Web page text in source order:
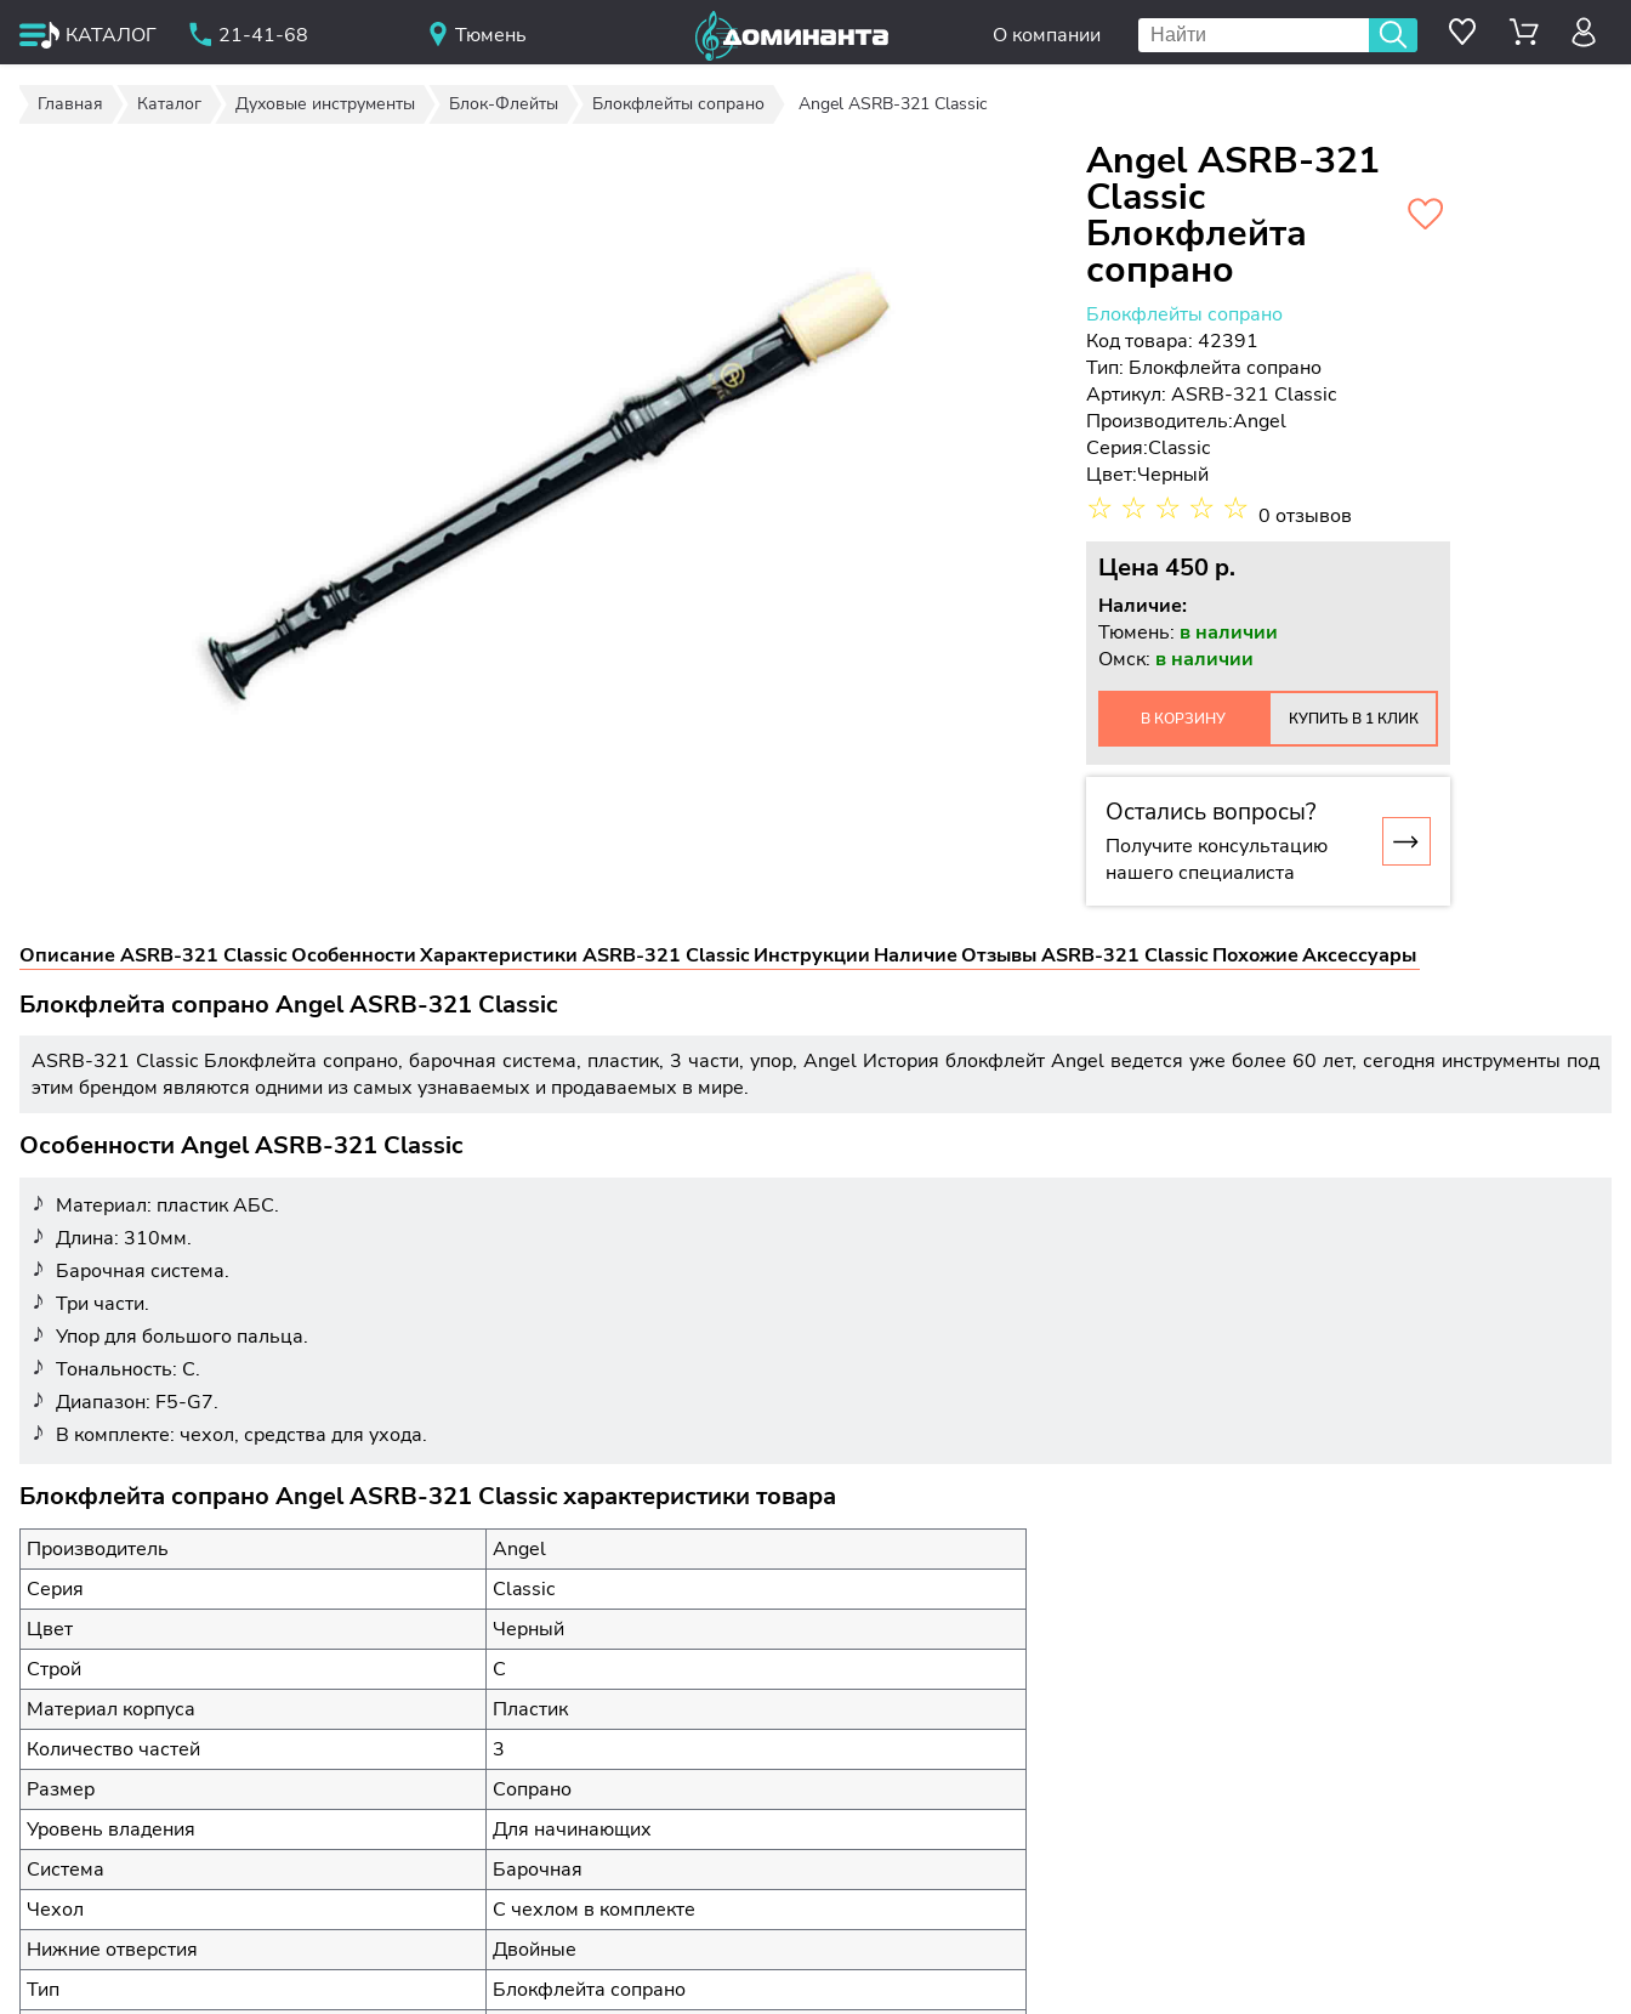
КАТАЛОГ 21-41-68 Тюмень О компании
Главная Каталог Духовые инструменты Блок-Флейты Блокфлейты сопрано Angel ASRB-321 Classic
Angel ASRB-321
Classic
Блокфлейта
сопрано
Блокфлейты сопрано
Код товара: 42391
Тип: Блокфлейта сопрано
Артикул: ASRB-321 Classic
Производитель:Angel
Серия:Classic
Цвет:Черный
☆ ☆ ☆ ☆ ☆ 0 отзывов
Цена450 p.
Наличие:
Тюмень: в наличии
Омск: в наличии
В КОРЗИНУ КУПИТЬ В 1 КЛИК
Остались вопросы?
Получите консультацию
нашего специалиста
Описание ASRB-321 ClassicОсобенностиХарактеристики ASRB-321 ClassicИнструкции НаличиеОтзывы ASRB-321 ClassicПохожиеАксессуары
Блокфлейта сопрано Angel ASRB-321 Classic
ASRB-321 Classic Блокфлейта сопрано, барочная система, пластик, 3 части, упор, Angel История блокфлейт Angel ведется уже более 60 лет, сегодня инструменты под
этим брендом являются одними из самых узнаваемых и продаваемых в мире.
Особенности Angel ASRB-321 Classic
Материал: пластик АБС.
Длина: 310мм.
Барочная система.
Три части.
Упор для большого пальца.
Тональность: C.
Диапазон: F5-G7.
В комплекте: чехол, средства для ухода.
Блокфлейта сопрано Angel ASRB-321 Classic характеристики товара
Производитель
Angel
Серия
Classic
Цвет
Черный
Строй
C
Материал корпуса
Пластик
Количество частей
3
Размер
Сопрано
Уровень владения
Для начинающих
Система
Барочная
Чехол
С чехлом в комплекте
Нижние отверстия
Двойные
Тип
Блокфлейта сопрано